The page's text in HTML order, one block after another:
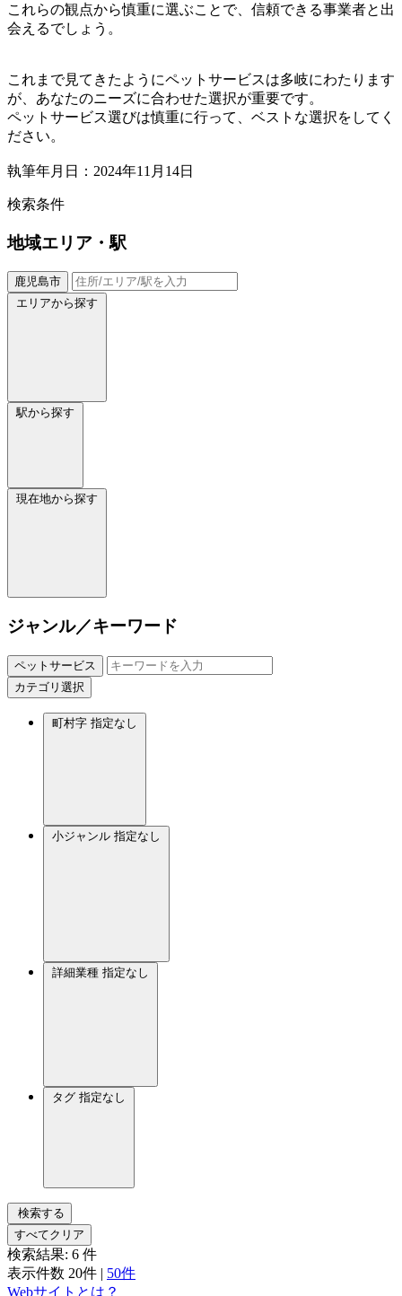
これらの観点から慎重に選ぶことで、信頼できる事業者と出
会えるでしょう。
これまで見てきたようにペットサービスは多岐にわたります
が、あなたのニーズに合わせた選択が重要です。
ペットサービス選びは慎重に行って、ベストな選択をしてく
ださい。
執筆年月日：2024年11月14日
検索条件
地域エリア・駅
鹿児島市
エリアから探す
駅から探す
現在地から探す
ジャンル／キーワード
ペットサービス
カテゴリ選択
町村字 指定なし
小ジャンル 指定なし
詳細業種 指定なし
タグ 指定なし
検索する
すべてクリア
検索結果: 6 件
表示件数 20件 | 50件
Webサイトとは？